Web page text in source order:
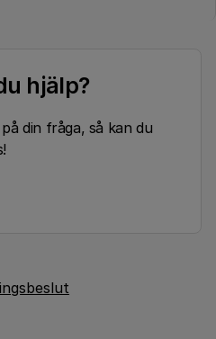
hjälp?
din fråga, så kan du